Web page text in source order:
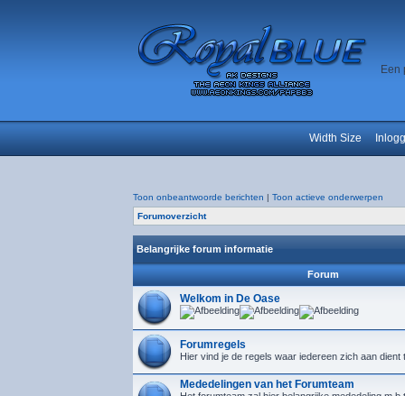
Een
Width Size
Toon onbeantwoorde berichten | Toon actieve onderwerpen
Forumoverzicht
Belangrijke forum informatie
Forum
Welkom in De Oase
Forumregels
Hier vind je de regels waar iedereen zich aan dient
Mededelingen van het Forumteam